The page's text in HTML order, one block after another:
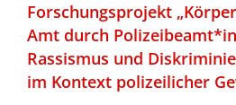
Forschungsprojekt
Amt durch
Rassismus und
im Kontext polizeilicher